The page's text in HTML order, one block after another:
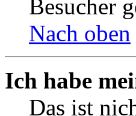
Besucher
Nach oben
Ich habe
Das ist